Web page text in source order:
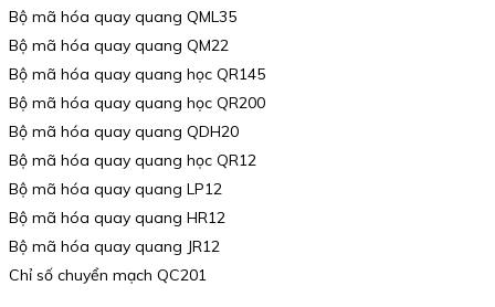
Bộ mã hóa quay quang QML35
Bộ mã hóa quay quang QM22
Bộ mã hóa quay quang học QR145
Bộ mã hóa quay quang học QR200
Bộ mã hóa quay quang QDH20
Bộ mã hóa quay quang học QR12
Bộ mã hóa quay quang LP12
Bộ mã hóa quay quang HR12
Bộ mã hóa quay quang JR12
Chỉ số chuyển mạch QC201